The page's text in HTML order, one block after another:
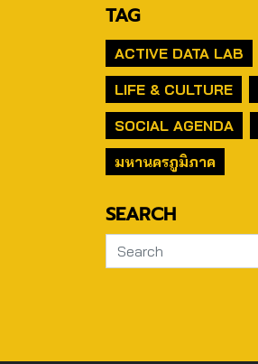
TAG
ACTIVE DATA LAB
LIFE & CULTURE
SOCIAL AGENDA
มหานครภูมิภาค
SEARCH